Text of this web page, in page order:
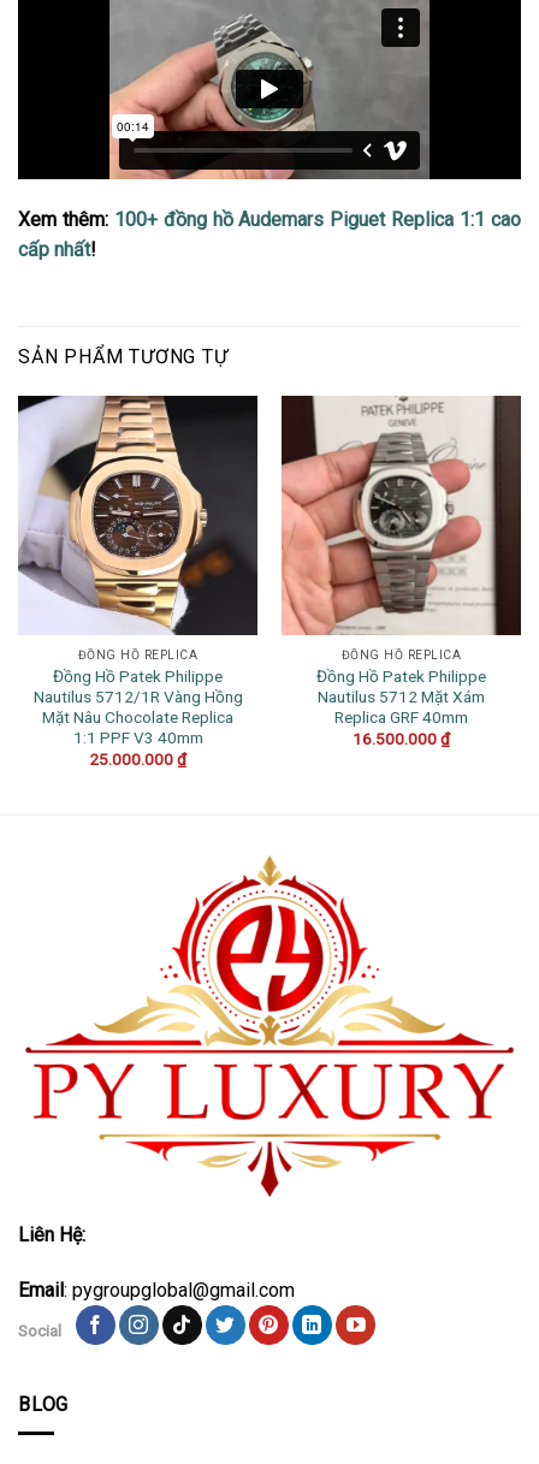
Xem thêm: 100+ đồng hồ Audemars Piguet Replica 1:1 cao
cấp nhất!
SẢN PHẨM TƯƠNG TỰ
ĐỒNG HỒ REPLICA
Đồng Hồ Patek Philippe
Nautilus 5712/1R Vàng Hồng
Mặt Nâu Chocolate Replica
1:1 PPF V3 40mm
25.000.000₫
ĐỒNG HỒ REPLICA
Đồng Hồ Patek Philippe
Nautilus 5712 Mặt Xám
Replica GRF 40mm
16.500.000₫
Liên Hệ:
Email: pygroupglobal@gmail.com
Social
BLOG